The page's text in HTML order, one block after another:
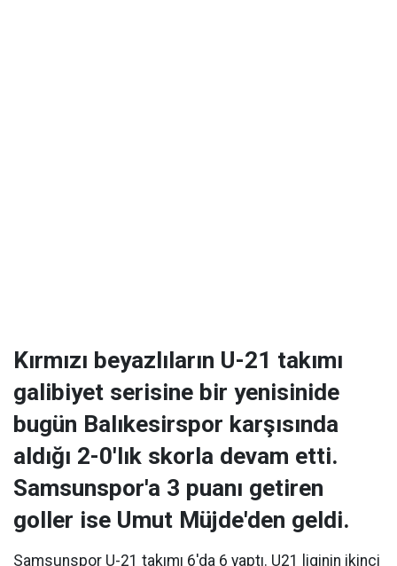
Kırmızı beyazlıların U-21 takımı
galibiyet serisine bir yenisinide
bugün Balıkesirspor karşısında
aldığı 2-0'lık skorla devam etti.
Samsunspor'a 3 puanı getiren
goller ise Umut Müjde'den geldi.
Samsunspor U-21 takımı 6'da 6 yaptı. U21 liginin ikinci